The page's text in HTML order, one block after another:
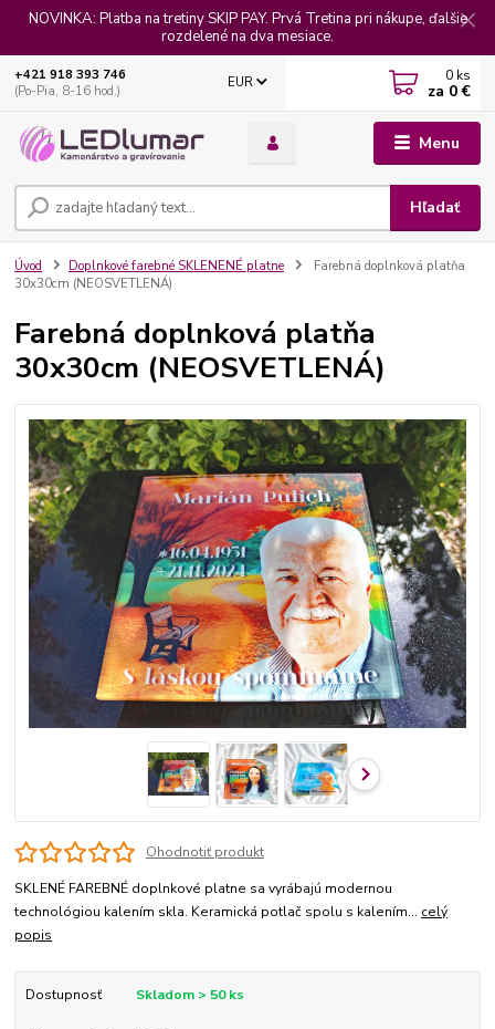
NOVINKA: Platba na tretiny SKIP PAY. Prvá Tretina pri nákupe, ďalšie
rozdelené na dva mesiace.
Menu
EUR
Hľadať
+421 918 393 746
(Po-Pia, 8-16 hod.)
0 ks
za 0 €
Úvod Doplnkové farebné SKLENENÉ platne
Farebná doplnková platňa
30x30cm (NEOSVETLENÁ)
Farebná doplnková platňa
30x30cm (NEOSVETLENÁ)
Ohodnotiť produkt
SKLENÉ FAREBNÉ doplnkové platne sa vyrábajú modernou
technológiou kalením skla. Keramická potlač spolu s kalením... celý
popis
Dostupnosť Skladom > 50 ks